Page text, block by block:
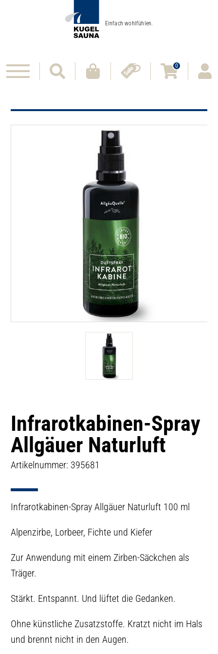
0
Einfach wohlfühlen.
Infrarotkabinen-Spray
Allgäuer Naturluft
Artikelnummer: 395681
Infrarotkabinen-Spray Allgäuer Naturluft 100 ml
Alpenzirbe, Lorbeer, Fichte und Kiefer
Zur Anwendung mit einem Zirben-Säckchen als
Träger.
Stärkt. Entspannt. Und lüftet die Gedanken.
Ohne künstliche Zusatzstoffe. Kratzt nicht im Hals
und brennt nicht in den Augen.